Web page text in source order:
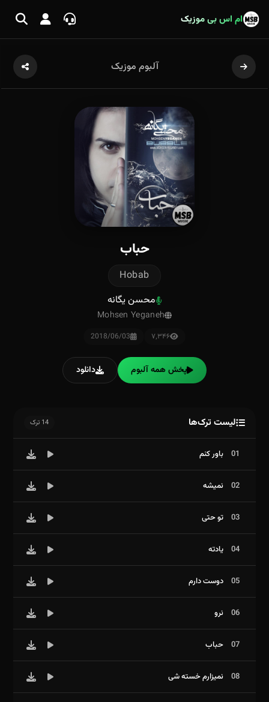
ام اس بی موزیک
آلبوم موزیک
حباب
Hobab
محسن یگانه
Mohsen Yeganeh
۷٬۳۴۶ 2018/06/03
پخش همه آلبوم دانلود
لیست ترک‌ها 14 ترک
01 باور کنم
02 نمیشه
03 تو حتی
04 یادته
05 دوست دارم
06 نرو
07 حباب
08 نمیزارم خسته شی